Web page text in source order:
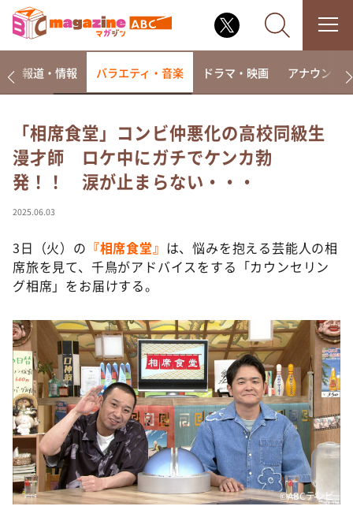
なるみ・岡村の過ぎるTV
相席食堂
これ余談なんですけど・・・
て真剣です
探偵！ナイトスクープ
news おかえり
河合＆A.B.C-Z塚田×福井アナ「なんでやねん！？」
（news おかえり）
DAIGOも台所 ～きょうの献立 何にする？～
本日はダイアンなり！シーズン２
朝だ！生です旅サラダ
教えて！ニュースライブ 正義のミカタ
ＬＩＦＥ～夢のカタチ～
新婚さんいらっしゃい！
報道・情報 バラエティ・音楽 ドラマ・映画 アナウンサー
「相席食堂」コンビ仲悪化の高校同級生
漫才師 ロケ中にガチでケンカ勃
発！！ 涙が止まらない・・・
2025.06.03
3日（火）の 『相席食堂』 は、悩みを抱える芸能人の相
席旅を見て、千鳥がアドバイスをする「カウンセリン
グ相席」をお届けする。
©️ABCテレビ